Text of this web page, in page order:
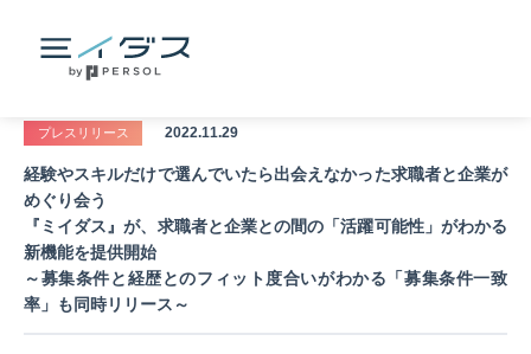
プレスリリース 2022.11.29
経験やスキルだけで選んでいたら出会えなかった求職者と企業が
めぐり会う
『ミイダス』が、求職者と企業との間の「活躍可能性」がわかる
新機能を提供開始
～募集条件と経歴とのフィット度合いがわかる「募集条件一致
率」も同時リリース～